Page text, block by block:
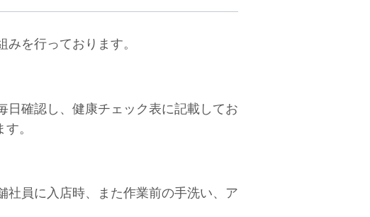
を行っております。
日確認し、健康チェック表に記載してお
。
社員に入店時、また作業前の手洗い、ア